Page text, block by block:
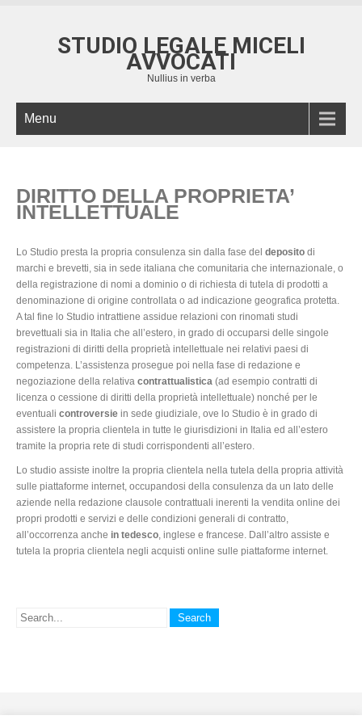
STUDIO LEGALE MICELI
AVVOCATI
Nullius in verba
Menu
DIRITTO DELLA PROPRIETA’
INTELLETTUALE
Lo Studio presta la propria consulenza sin dalla fase del deposito di
marchi e brevetti, sia in sede italiana che comunitaria che internazionale, o
della registrazione di nomi a dominio o di richiesta di tutela di prodotti a
denominazione di origine controllata o ad indicazione geografica protetta.
A tal fine lo Studio intrattiene assidue relazioni con rinomati studi
brevettuali sia in Italia che all’estero, in grado di occuparsi delle singole
registrazioni di diritti della proprietà intellettuale nei relativi paesi di
competenza. L’assistenza prosegue poi nella fase di redazione e
negoziazione della relativa contrattualistica (ad esempio contratti di
licenza o cessione di diritti della proprietà intellettuale) nonché per le
eventuali controversie in sede giudiziale, ove lo Studio è in grado di
assistere la propria clientela in tutte le giurisdizioni in Italia ed all’estero
tramite la propria rete di studi corrispondenti all’estero.
Lo studio assiste inoltre la propria clientela nella tutela della propria attività
sulle piattaforme internet, occupandosi della consulenza da un lato delle
aziende nella redazione clausole contrattuali inerenti la vendita online dei
propri prodotti e servizi e delle condizioni generali di contratto,
all’occorrenza anche in tedesco, inglese e francese. Dall’altro assiste e
tutela la propria clientela negli acquisti online sulle piattaforme internet.